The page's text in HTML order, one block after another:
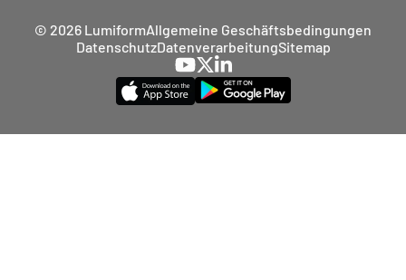
© 2026 LumiformAllgemeine Geschäftsbedingungen
DatenschutzDatenverarbeitungSitemap